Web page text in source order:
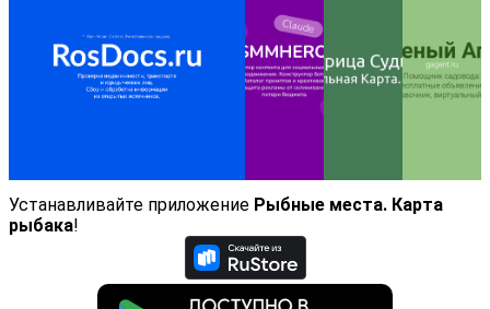
2VtzqxXgJ1P
Устанавливайте приложение Рыбные места. Карта
рыбака!